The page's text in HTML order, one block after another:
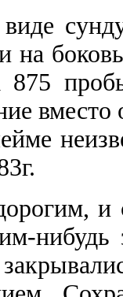
875
и
нибудь